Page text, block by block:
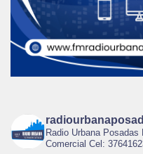
Radio Urbana
Comercial Cel: